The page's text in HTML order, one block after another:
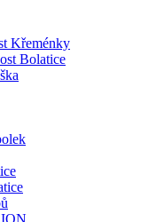
Křeménky
Bolatice